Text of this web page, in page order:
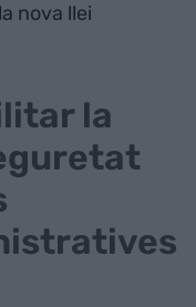
nova llei
la